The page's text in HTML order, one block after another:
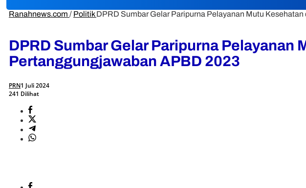
Ranahnews.com / Politik DPRD Sumbar Gelar Paripurna Pelayanan Mutu
DPRD Sumbar Gelar Paripurna Pelayanan
Pertanggungjawaban APBD 2023
PRN1 Juli 2024
241 Dilihat